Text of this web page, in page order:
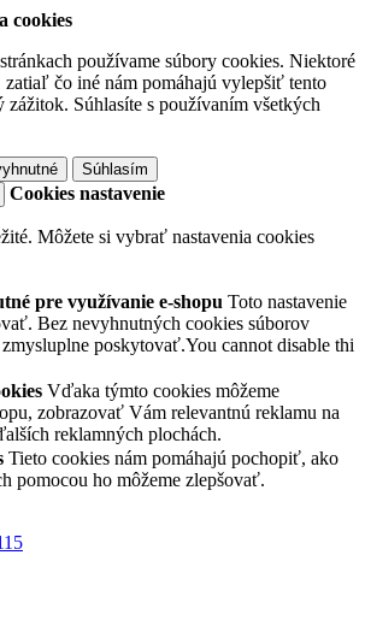
cookies
používame súbory cookies. Niektoré
zatiaľ čo iné nám pomáhajú vylepšiť tento
Súhlasíte s používaním všetkých
Súhlasím
Cookies nastavenie
Môžete si vybrať nastavenia cookies
pre využívanie e-shopu Toto nastavenie
Bez nevyhnutných cookies súborov
poskytovať.You cannot disable thi
Vďaka týmto cookies môžeme
zobrazovať Vám relevantnú reklamu na
reklamných plochách.
Tieto cookies nám pomáhajú pochopiť, ako
pomocou ho môžeme zlepšovať.